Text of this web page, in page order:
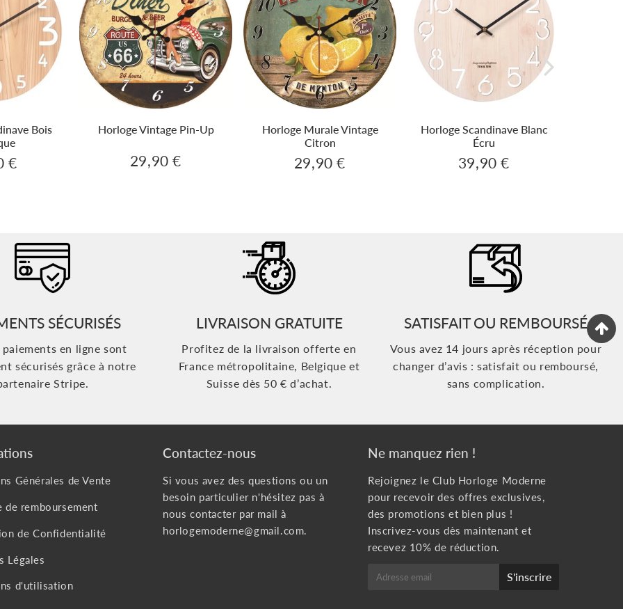
Bois
€
Horloge Vintage Pin-Up
Prix
29,90 €
Horloge Murale Vintage
Citron
Prix
29,90 €
Horloge Scandinave Blanc
Écru
Prix
39,90 €
SÉCURISÉS
paiements en ligne sont
sécurisés grâce à notre
Stripe.
LIVRAISON GRATUITE
Profitez de la livraison offerte en
France métropolitaine, Belgique et
Suisse dès 50 € d’achat.
SATISFAIT OU REMBOURSÉ
Vous avez 14 jours après réception pour
changer d’avis : satisfait ou remboursé,
sans complication.
Générales de Vente
de remboursement
de Confidentialité
Légales
d'utilisation
Contactez-nous
Si vous avez des questions ou un
besoin particulier n'hésitez pas à
nous contacter par mail à
horlogemoderne@gmail.com.
Ne manquez rien !
Rejoignez le Club Horloge Moderne
pour recevoir des offres exclusives,
des promotions et bien plus !
Inscrivez-vous dès maintenant et
recevez 10% de réduction.
E-
S'inscrire